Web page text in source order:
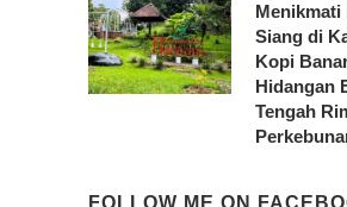
Menikmati
Siang di
Kopi
Hidangan
Tengah